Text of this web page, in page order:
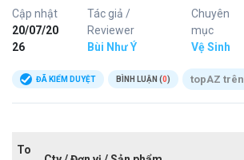
Cập nhật
20/07/20
26
Tác giả /
Reviewer
Bùi Như Ý
Chuyên
mục
Vệ Sinh
ĐÃ KIỂM DUYỆT BÌNH LUẬN (0) topAZ trên
To